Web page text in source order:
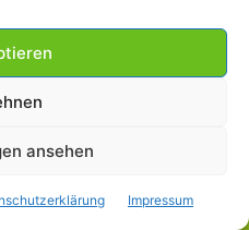
ansehen
Impressum
2026